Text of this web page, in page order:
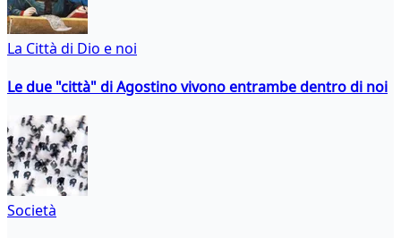
La Città di Dio e noi
Le due "città" di Agostino vivono entrambe dentro di noi
Società